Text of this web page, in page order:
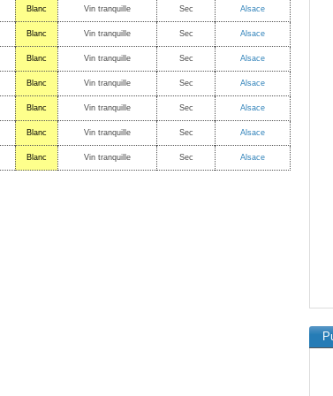
Blanc Vin tranquille Sec Alsace
Blanc Vin tranquille Sec Alsace
Blanc Vin tranquille Sec Alsace
Blanc Vin tranquille Sec Alsace
Blanc Vin tranquille Sec Alsace
Blanc Vin tranquille Sec Alsace
Blanc Vin tranquille Sec Alsace